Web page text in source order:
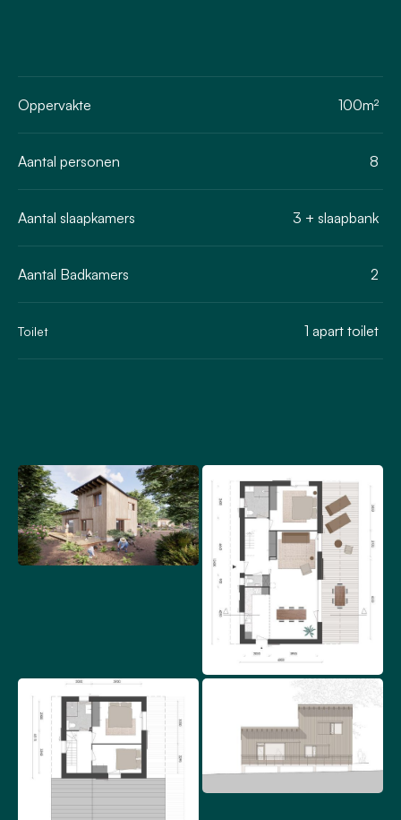
Oppervakte 100m²
Aantal personen 8
Aantal slaapkamers 3 + slaapbank
Aantal Badkamers 2
Toilet 1 apart toilet